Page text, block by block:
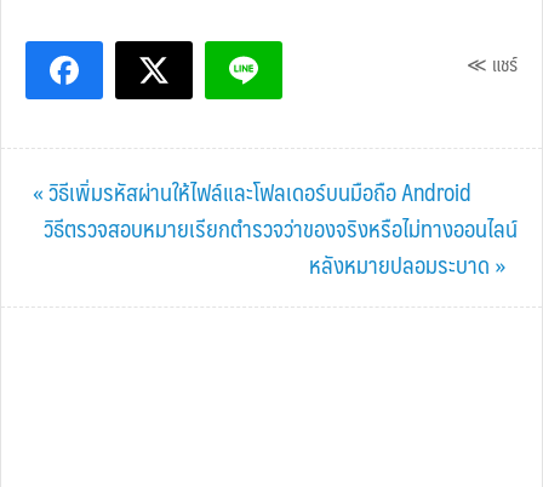
≪ แชร์
Previous
Post:
« วิธีเพิ่มรหัสผ่านให้ไฟล์และโฟลเดอร์บนมือถือ Android
Next
วิธีตรวจสอบหมายเรียกตำรวจว่าของจริงหรือไม่ทางออนไลน์
หลังหมายปลอมระบาด »